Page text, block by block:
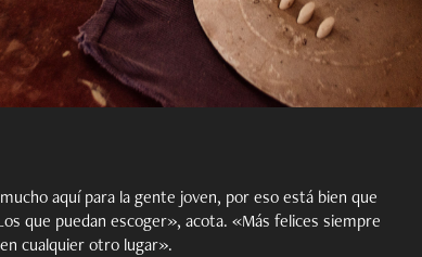
aquí para la gente joven, por eso está bien que
que puedan escoger», acota. «Más felices siempre
cualquier otro lugar».